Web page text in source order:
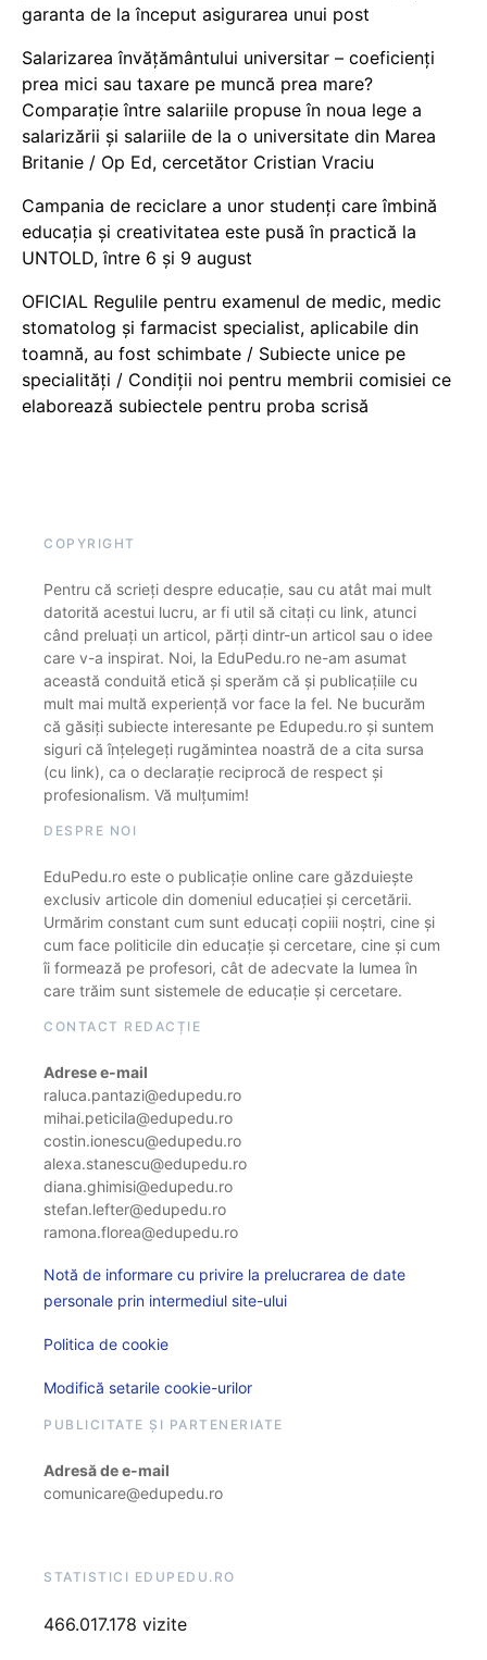
garanta de la început asigurarea unui post
Salarizarea învățământului universitar – coeficienți
prea mici sau taxare pe muncă prea mare?
Comparație între salariile propuse în noua lege a
salarizării și salariile de la o universitate din Marea
Britanie / Op Ed, cercetător Cristian Vraciu
Campania de reciclare a unor studenți care îmbină
educația și creativitatea este pusă în practică la
UNTOLD, între 6 și 9 august
OFICIAL Regulile pentru examenul de medic, medic
stomatolog și farmacist specialist, aplicabile din
toamnă, au fost schimbate / Subiecte unice pe
specialități / Condiții noi pentru membrii comisiei ce
elaborează subiectele pentru proba scrisă
COPYRIGHT
Pentru că scrieți despre educație, sau cu atât mai mult
datorită acestui lucru, ar fi util să citați cu link, atunci
când preluați un articol, părți dintr-un articol sau o idee
care v-a inspirat. Noi, la EduPedu.ro ne-am asumat
această conduită etică și sperăm că și publicațiile cu
mult mai multă experiență vor face la fel. Ne bucurăm
că găsiți subiecte interesante pe Edupedu.ro și suntem
siguri că înțelegeți rugămintea noastră de a cita sursa
(cu link), ca o declarație reciprocă de respect și
profesionalism. Vă mulțumim!
DESPRE NOI
EduPedu.ro este o publicație online care găzduiește
exclusiv articole din domeniul educației și cercetării.
Urmărim constant cum sunt educați copiii noștri, cine și
cum face politicile din educație și cercetare, cine și cum
îi formează pe profesori, cât de adecvate la lumea în
care trăim sunt sistemele de educație și cercetare.
CONTACT REDACȚIE
Adrese e-mail
raluca.pantazi@edupedu.ro
mihai.peticila@edupedu.ro
costin.ionescu@edupedu.ro
alexa.stanescu@edupedu.ro
diana.ghimisi@edupedu.ro
stefan.lefter@edupedu.ro
ramona.florea@edupedu.ro
Notă de informare cu privire la prelucrarea de date
personale prin intermediul site-ului
Politica de cookie
Modifică setarile cookie-urilor
PUBLICITATE ȘI PARTENERIATE
Adresă de e-mail
comunicare@edupedu.ro
STATISTICI EDUPEDU.RO
466.017.178 vizite